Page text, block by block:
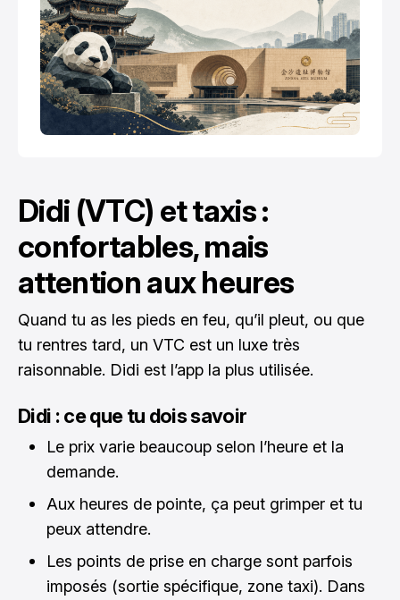
Didi (VTC) et taxis :
confortables, mais
attention aux heures
Quand tu as les pieds en feu, qu’il pleut, ou que
tu rentres tard, un VTC est un luxe très
raisonnable. Didi est l’app la plus utilisée.
Didi : ce que tu dois savoir
Le prix varie beaucoup selon l’heure et la
demande.
Aux heures de pointe, ça peut grimper et tu
peux attendre.
Les points de prise en charge sont parfois
imposés (sortie spécifique, zone taxi). Dans